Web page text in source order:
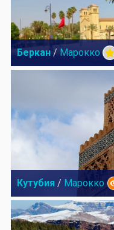
Беркан / Марокко
Кутубия / Марокко